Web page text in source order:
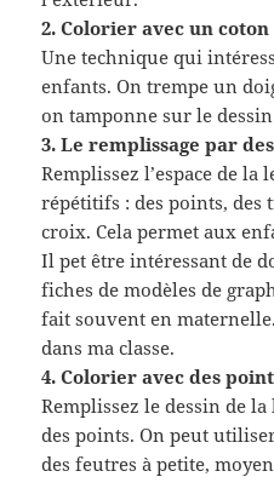
2. Colorier avec un
Une technique qui
enfants. On trempe un
on tamponne sur le
3. Le remplissage par
Remplissez l’espace de
répétitifs : des points, des
croix. Cela permet aux
Il pet être intéressant de
fiches de modèles de
fait souvent en
dans ma classe.
4. Colorier avec des
Remplissez le dessin de
des points. On peut
des feutres à petite,